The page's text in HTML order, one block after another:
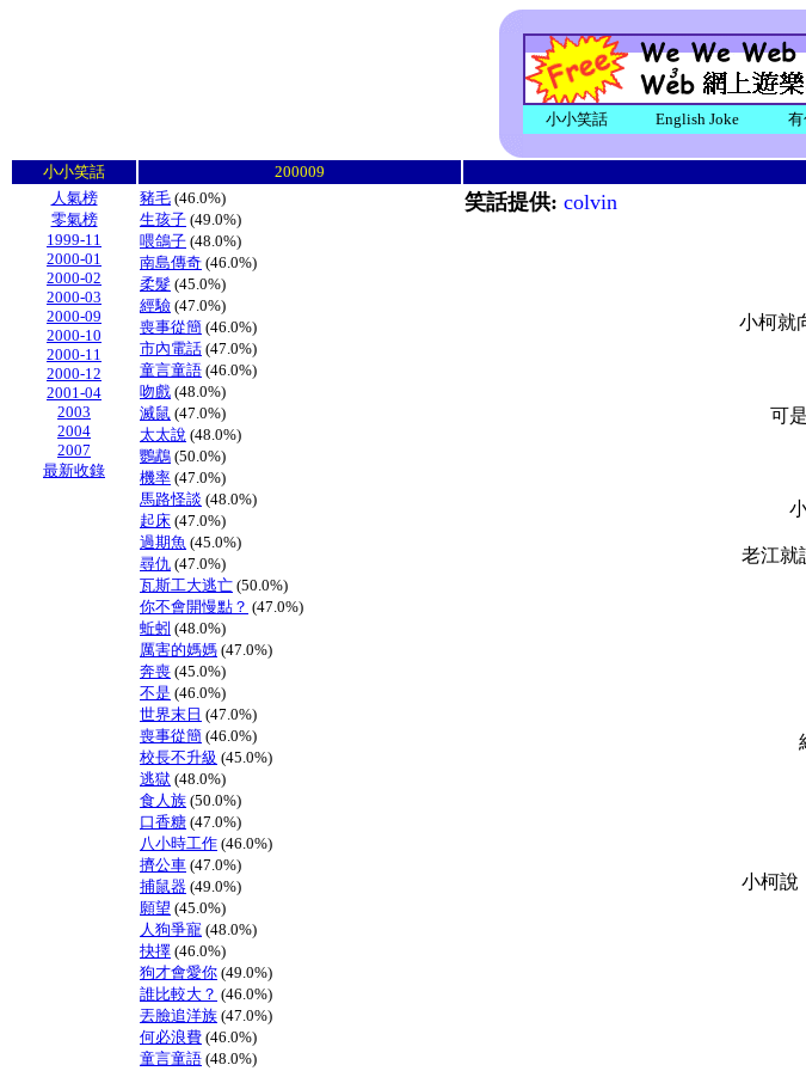
小小笑話 English Joke
小小笑話
200009
人氣榜
零氣榜
1999-11
2000-01
2000-02
2000-03
2000-09
2000-10
2000-11
2000-12
2001-04
2003
2004
2007
最新收錄
豬毛 (46.0%)
生孩子 (49.0%)
喂鴿子 (48.0%)
南島傳奇 (46.0%)
柔髮 (45.0%)
經驗 (47.0%)
喪事從簡 (46.0%)
市內電話 (47.0%)
童言童語 (46.0%)
吻戲 (48.0%)
滅鼠 (47.0%)
太太說 (48.0%)
鸚鵡 (50.0%)
機率 (47.0%)
馬路怪談 (48.0%)
起床 (47.0%)
過期魚 (45.0%)
尋仇 (47.0%)
瓦斯工大逃亡 (50.0%)
你不會開慢點？ (47.0%)
蚯蚓 (48.0%)
厲害的媽媽 (47.0%)
奔喪 (45.0%)
不是 (46.0%)
世界末日 (47.0%)
喪事從簡 (46.0%)
校長不升級 (45.0%)
逃獄 (48.0%)
食人族 (50.0%)
口香糖 (47.0%)
八小時工作 (46.0%)
擠公車 (47.0%)
捕鼠器 (49.0%)
願望 (45.0%)
人狗爭寵 (48.0%)
抉擇 (46.0%)
狗才會愛你 (49.0%)
誰比較大？ (46.0%)
丟臉追洋族 (47.0%)
何必浪費 (46.0%)
童言童語 (48.0%)
笑話提供: colvin
小柯就
可
老江就
小柯說